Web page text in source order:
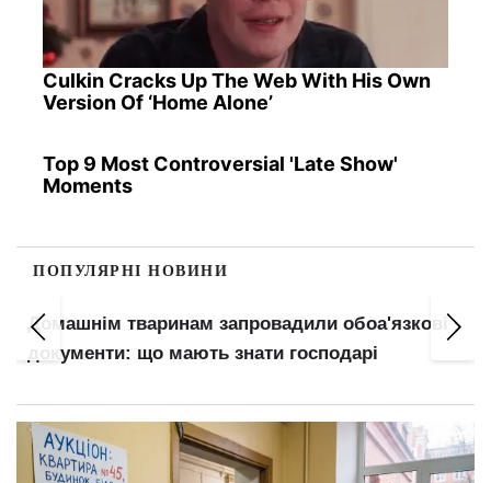
Culkin Cracks Up The Web With His Own
Version Of ‘Home Alone’
Top 9 Most Controversial 'Late Show'
Moments
ПОПУЛЯРНІ НОВИНИ
Оренда в Києві: на Лук'янівці та Дарниці житло
не здають навіть за низькими цінами